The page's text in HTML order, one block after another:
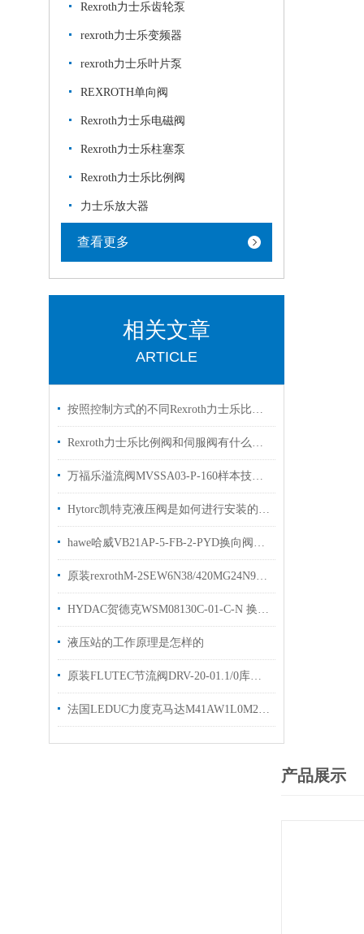
Rexroth力士乐齿轮泵
rexroth力士乐变频器
rexroth力士乐叶片泵
REXROTH单向阀
Rexroth力士乐电磁阀
Rexroth力士乐柱塞泵
Rexroth力士乐比例阀
力士乐放大器
查看更多
相关文章
ARTICLE
按照控制方式的不同Rexroth力士乐比例阀可以分为3大类别
Rexroth力士乐比例阀和伺服阀有什么区别？看完这篇文章你就明白了
万福乐溢流阀MVSSA03-P-160样本技术参数盾构机使用
Hytorc凯特克液压阀是如何进行安装的？你可知晓？
hawe哈威VB21AP-5-FB-2-PYD换向阀组哈维优势出售
原装rexrothM-2SEW6N38/420MG24N9K4力士乐油液阀质保一年
HYDAC贺德克WSM08130C-01-C-N 换向阀库存出售
液压站的工作原理是怎样的
原装FLUTEC节流阀DRV-20-01.1/0库存现货DRV-25-01.X/0贺德克单向阀
法国LEDUC力度克马达M41AW1L0M200 质保一年原装优势
产品展示